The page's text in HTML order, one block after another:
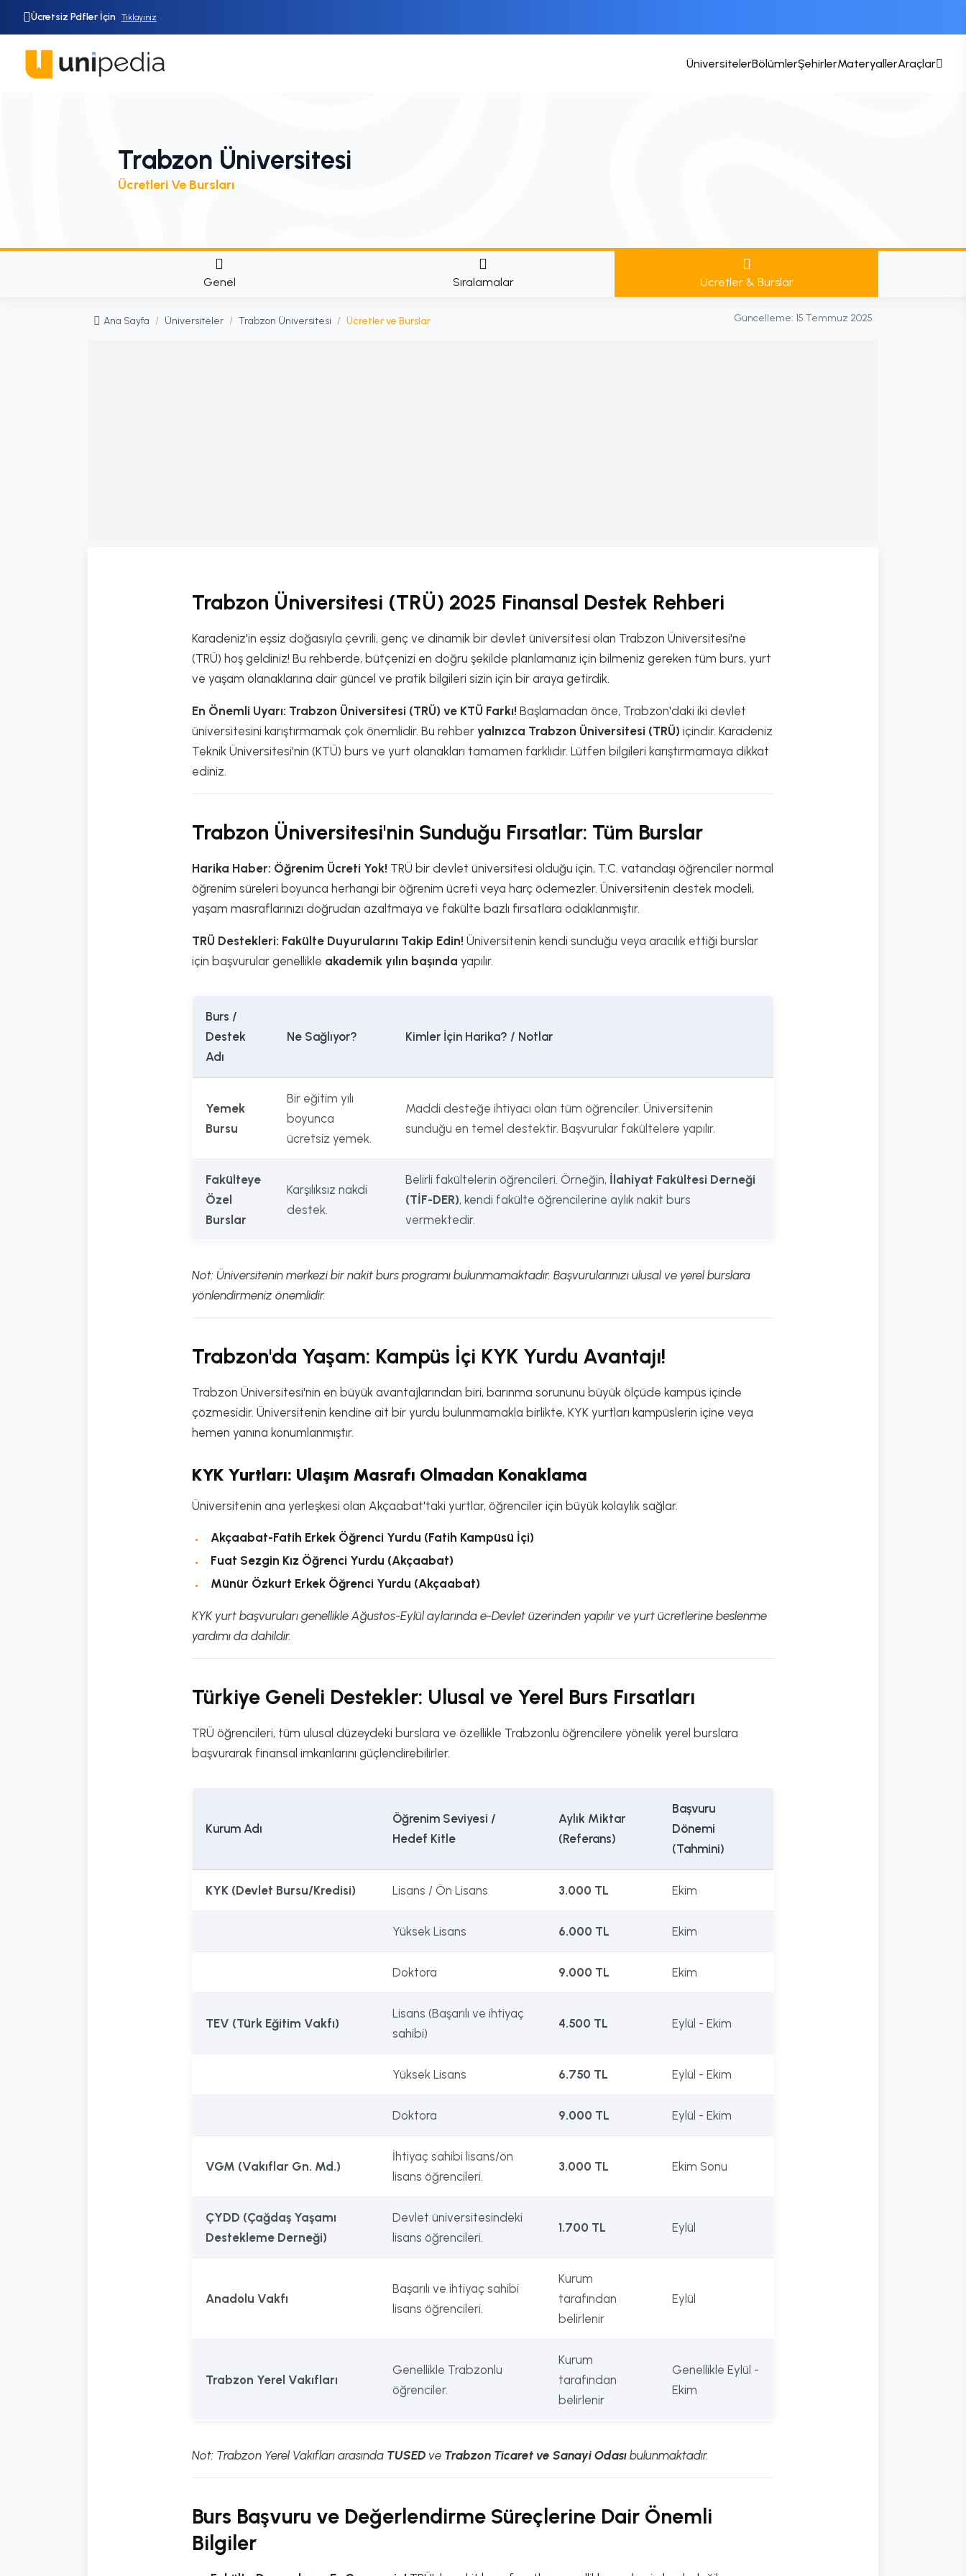
Ücretsiz Pdfler İçin Tıklayınız
ÜniversitelerBölümlerŞehirlerMateryallerAraçlar
Trabzon Üniversitesi
Ücretleri Ve Bursları
Genel Sıralamalar Ücretler & Burslar
Ana Sayfa / Üniversiteler / Trabzon Üniversitesi / Ücretler ve Burslar Güncelleme: 15 Temmuz 2025
Trabzon Üniversitesi (TRÜ) 2025 Finansal Destek Rehberi
Karadeniz'in eşsiz doğasıyla çevrili, genç ve dinamik bir devlet üniversitesi olan Trabzon Üniversitesi'ne
(TRÜ) hoş geldiniz! Bu rehberde, bütçenizi en doğru şekilde planlamanız için bilmeniz gereken tüm burs, yurt
ve yaşam olanaklarına dair güncel ve pratik bilgileri sizin için bir araya getirdik.
En Önemli Uyarı: Trabzon Üniversitesi (TRÜ) ve KTÜ Farkı! Başlamadan önce, Trabzon'daki iki devlet
üniversitesini karıştırmamak çok önemlidir. Bu rehber yalnızca Trabzon Üniversitesi (TRÜ) içindir. Karadeniz
Teknik Üniversitesi'nin (KTÜ) burs ve yurt olanakları tamamen farklıdır. Lütfen bilgileri karıştırmamaya dikkat
ediniz.
Trabzon Üniversitesi'nin Sunduğu Fırsatlar: Tüm Burslar
Harika Haber: Öğrenim Ücreti Yok! TRÜ bir devlet üniversitesi olduğu için, T.C. vatandaşı öğrenciler normal
öğrenim süreleri boyunca herhangi bir öğrenim ücreti veya harç ödemezler. Üniversitenin destek modeli,
yaşam masraflarınızı doğrudan azaltmaya ve fakülte bazlı fırsatlara odaklanmıştır.
TRÜ Destekleri: Fakülte Duyurularını Takip Edin! Üniversitenin kendi sunduğu veya aracılık ettiği burslar
için başvurular genellikle akademik yılın başında yapılır.
Burs /
Destek
Adı
Ne Sağlıyor? Kimler İçin Harika? / Notlar
Yemek
Bursu
Bir eğitim yılı
boyunca
ücretsiz yemek.
Maddi desteğe ihtiyacı olan tüm öğrenciler. Üniversitenin
sunduğu en temel destektir. Başvurular fakültelere yapılır.
Fakülteye
Özel
Burslar
Karşılıksız nakdi
destek.
Belirli fakültelerin öğrencileri. Örneğin, İlahiyat Fakültesi Derneği
(TİF-DER), kendi fakülte öğrencilerine aylık nakit burs
vermektedir.
Not: Üniversitenin merkezi bir nakit burs programı bulunmamaktadır. Başvurularınızı ulusal ve yerel burslara
yönlendirmeniz önemlidir.
Trabzon'da Yaşam: Kampüs İçi KYK Yurdu Avantajı!
Trabzon Üniversitesi'nin en büyük avantajlarından biri, barınma sorununu büyük ölçüde kampüs içinde
çözmesidir. Üniversitenin kendine ait bir yurdu bulunmamakla birlikte, KYK yurtları kampüslerin içine veya
hemen yanına konumlanmıştır.
KYK Yurtları: Ulaşım Masrafı Olmadan Konaklama
Üniversitenin ana yerleşkesi olan Akçaabat'taki yurtlar, öğrenciler için büyük kolaylık sağlar.
Akçaabat-Fatih Erkek Öğrenci Yurdu (Fatih Kampüsü İçi)
Fuat Sezgin Kız Öğrenci Yurdu (Akçaabat)
Münür Özkurt Erkek Öğrenci Yurdu (Akçaabat)
KYK yurt başvuruları genellikle Ağustos-Eylül aylarında e-Devlet üzerinden yapılır ve yurt ücretlerine beslenme
yardımı da dahildir.
Türkiye Geneli Destekler: Ulusal ve Yerel Burs Fırsatları
TRÜ öğrencileri, tüm ulusal düzeydeki burslara ve özellikle Trabzonlu öğrencilere yönelik yerel burslara
başvurarak finansal imkanlarını güçlendirebilirler.
Kurum Adı
Öğrenim Seviyesi /
Hedef Kitle
Aylık Miktar
(Referans)
Başvuru
Dönemi
(Tahmini)
KYK (Devlet Bursu/Kredisi) Lisans / Ön Lisans 3.000 TL Ekim
Yüksek Lisans 6.000 TL Ekim
Doktora 9.000 TL Ekim
TEV (Türk Eğitim Vakfı)
Lisans (Başarılı ve ihtiyaç
sahibi)
4.500 TL Eylül - Ekim
Yüksek Lisans 6.750 TL Eylül - Ekim
Doktora 9.000 TL Eylül - Ekim
VGM (Vakıflar Gn. Md.)
İhtiyaç sahibi lisans/ön
lisans öğrencileri.
3.000 TL Ekim Sonu
ÇYDD (Çağdaş Yaşamı
Destekleme Derneği)
Devlet üniversitesindeki
lisans öğrencileri.
1.700 TL Eylül
Anadolu Vakfı
Başarılı ve ihtiyaç sahibi
lisans öğrencileri.
Kurum
tarafından
belirlenir
Eylül
Trabzon Yerel Vakıfları
Genellikle Trabzonlu
öğrenciler.
Kurum
tarafından
belirlenir
Genellikle Eylül -
Ekim
Not: Trabzon Yerel Vakıfları arasında TUSED ve Trabzon Ticaret ve Sanayi Odası bulunmaktadır.
Burs Başvuru ve Değerlendirme Süreçlerine Dair Önemli
Bilgiler